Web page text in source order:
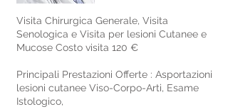
Visita Chirurgica Generale, Visita
Senologica e Visita per lesioni Cutanee e
Mucose Costo visita 120 €
Principali Prestazioni Offerte : Asportazioni
lesioni cutanee Viso-Corpo-Arti, Esame
Istologico,